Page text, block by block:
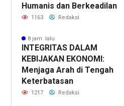
Humanis dan Berkeadilan
1163 Redaksi
8 jam lalu
INTEGRITAS DALAM
KEBIJAKAN EKONOMI:
Menjaga Arah di Tengah
Keterbatasan
1217 Redaksi